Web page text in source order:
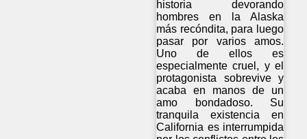
historia devorando
hombres en la Alaska
más recóndita, para luego
pasar por varios amos.
Uno de ellos es
especialmente cruel, y el
protagonista sobrevive y
acaba en manos de un
amo bondadoso. Su
tranquila existencia en
California es interrumpida